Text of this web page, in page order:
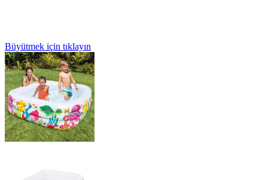
Büyütmek için tıklayın